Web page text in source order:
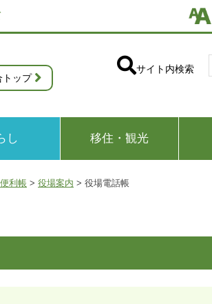
トップ
サイト内検索
し 移住・観光
利帳 > 役場案内 > 役場電話帳